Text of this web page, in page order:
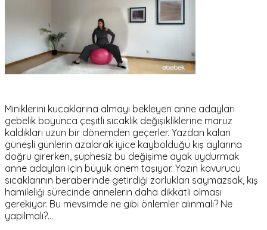
Miniklerini kucaklarına almayı bekleyen anne adayları
gebelik boyunca çeşitli sıcaklık değişikliklerine maruz
kaldıkları uzun bir dönemden geçerler. Yazdan kalan
güneşli günlerin azalarak iyice kaybolduğu kış aylarına
doğru girerken, şüphesiz bu değişime ayak uydurmak
anne adayları için büyük önem taşıyor. Yazın kavurucu
sıcaklarının beraberinde getirdiği zorlukları saymazsak, kış
hamileliği sürecinde annelerin daha dikkatli olması
gerekiyor. Bu mevsimde ne gibi önlemler alınmalı? Ne
yapılmalı?…